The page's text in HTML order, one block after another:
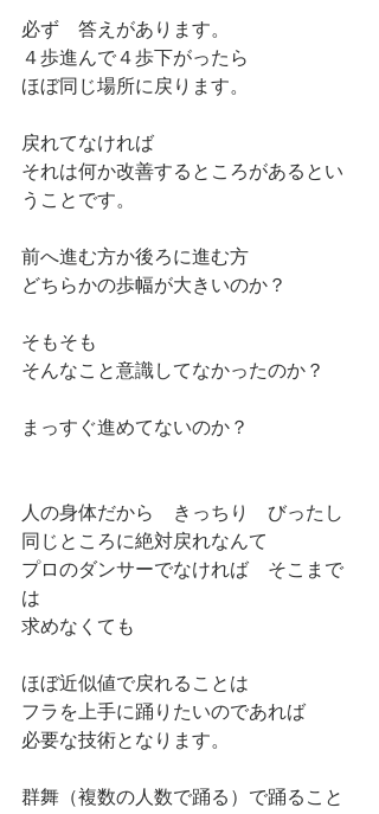
必ず　答えがあります。
４歩進んで４歩下がったら
ほぼ同じ場所に戻ります。
戻れてなければ
それは何か改善するところがあるとい
うことです。
前へ進む方か後ろに進む方
どちらかの歩幅が大きいのか？
そもそも
そんなこと意識してなかったのか？
まっすぐ進めてないのか？
人の身体だから　きっちり　びったし
同じところに絶対戻れなんて
プロのダンサーでなければ　そこまで
は
求めなくても
ほぼ近似値で戻れることは
フラを上手に踊りたいのであれば
必要な技術となります。
群舞（複数の人数で踊る）で踊ること